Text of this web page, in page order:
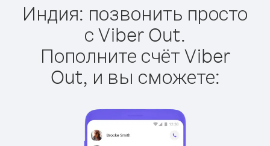
Индия: позвонить просто
с Viber Out.
Пополните счёт Viber
Out, и вы сможете: